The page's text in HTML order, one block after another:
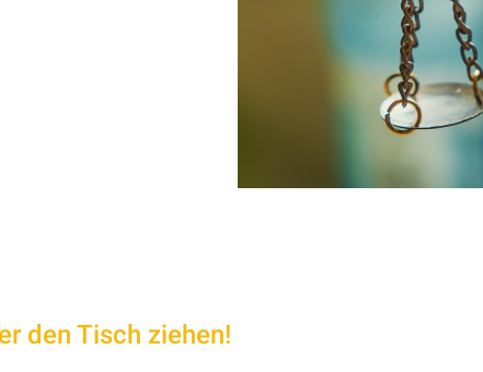
den Tisch ziehen!